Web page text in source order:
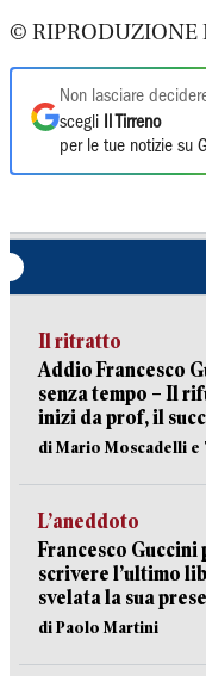
© RIPRODUZIONE
Non lasciare
scegli
Il Tirreno
per le tue notizie su
Il ritratto
Addio Francesco
senza tempo – Il
inizi da prof, il
di Mario Moscadelli e
L’aneddoto
Francesco
scrivere l’ultimo
svelata la sua
di Paolo Martini